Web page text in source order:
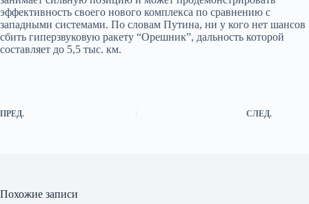
эффективность своего нового комплекса по сравнению с
западными системами. По словам Путина, ни у кого нет шансов
сбить гиперзвуковую ракету “Орешник”, дальность которой
составляет до 5,5 тыс. км.
ПРЕД. СЛЕД.
Похожие записи